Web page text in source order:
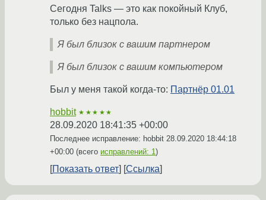
Сегодня Talks — это как покойный Клуб,
только без нацпола.
Я был близок с вашим партнером
Я был близок с вашим компьютером
Был у меня такой когда-то: Партнёр 01.01
hobbit ★★★★★
28.09.2020 18:41:35 +00:00
Последнее исправление: hobbit 28.09.2020 18:44:18
+00:00 (всего исправлений: 1)
Показать ответ Ссылка